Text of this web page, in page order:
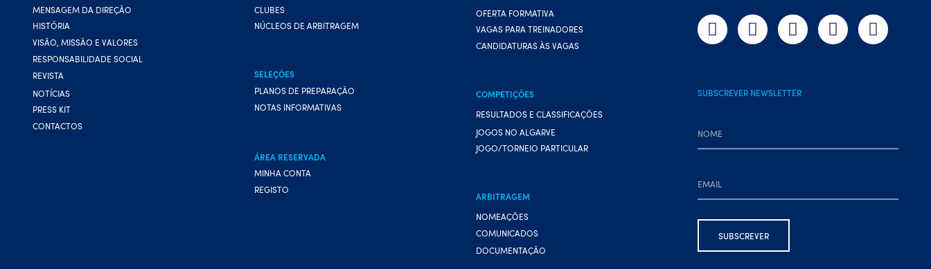
MENSAGEM DA DIREÇÃO
HISTÓRIA
VISÃO, MISSÃO E VALORES
RESPONSABILIDADE SOCIAL
REVISTA
NOTÍCIAS
PRESS KIT
CONTACTOS
CLUBES
NÚCLEOS DE ARBITRAGEM
SELEÇÕES
PLANOS DE PREPARAÇÃO
NOTAS INFORMATIVAS
ÁREA RESERVADA
MINHA CONTA
REGISTO
OFERTA FORMATIVA
VAGAS PARA TREINADORES
CANDIDATURAS ÀS VAGAS
COMPETIÇÕES
RESULTADOS E CLASSIFICAÇÕES
JOGOS NO ALGARVE
JOGO/TORNEIO PARTICULAR
ARBITRAGEM
NOMEAÇÕES
COMUNICADOS
DOCUMENTAÇÃO
SUBSCREVER NEWSLETTER